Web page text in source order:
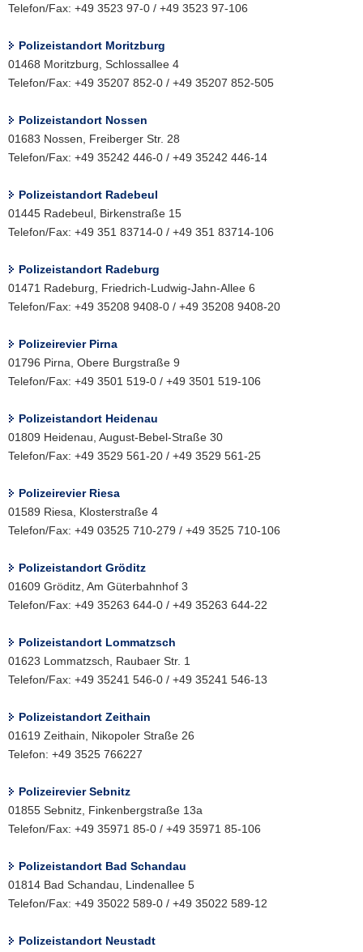
Telefon/Fax: +49 3523 97-0 / +49 3523 97-106
Polizeistandort Moritzburg
01468 Moritzburg, Schlossallee 4
Telefon/Fax: +49 35207 852-0 / +49 35207 852-505
Polizeistandort Nossen
01683 Nossen, Freiberger Str. 28
Telefon/Fax: +49 35242 446-0 / +49 35242 446-14
Polizeistandort Radebeul
01445 Radebeul, Birkenstraße 15
Telefon/Fax: +49 351 83714-0 / +49 351 83714-106
Polizeistandort Radeburg
01471 Radeburg, Friedrich-Ludwig-Jahn-Allee 6
Telefon/Fax: +49 35208 9408-0 / +49 35208 9408-20
Polizeirevier Pirna
01796 Pirna, Obere Burgstraße 9
Telefon/Fax: +49 3501 519-0 / +49 3501 519-106
Polizeistandort Heidenau
01809 Heidenau, August-Bebel-Straße 30
Telefon/Fax: +49 3529 561-20 / +49 3529 561-25
Polizeirevier Riesa
01589 Riesa, Klosterstraße 4
Telefon/Fax: +49 03525 710-279 / +49 3525 710-106
Polizeistandort Gröditz
01609 Gröditz, Am Güterbahnhof 3
Telefon/Fax: +49 35263 644-0 / +49 35263 644-22
Polizeistandort Lommatzsch
01623 Lommatzsch, Raubaer Str. 1
Telefon/Fax: +49 35241 546-0 / +49 35241 546-13
Polizeistandort Zeithain
01619 Zeithain, Nikopoler Straße 26
Telefon: +49 3525 766227
Polizeirevier Sebnitz
01855 Sebnitz, Finkenbergstraße 13a
Telefon/Fax: +49 35971 85-0 / +49 35971 85-106
Polizeistandort Bad Schandau
01814 Bad Schandau, Lindenallee 5
Telefon/Fax: +49 35022 589-0 / +49 35022 589-12
Polizeistandort Neustadt